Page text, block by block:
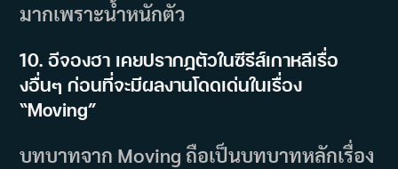
มากเพราะน้ำหนักตัว
10. อีจองฮา เคยปรากฏตัวในซีรีส์เกาหลีเรื่อ
งอื่นๆ ก่อนที่จะมีผลงานโดดเด่นในเรื่อง
“Moving”
บทบาทจาก Moving ถือเป็นบทบาทหลักเรื่อง